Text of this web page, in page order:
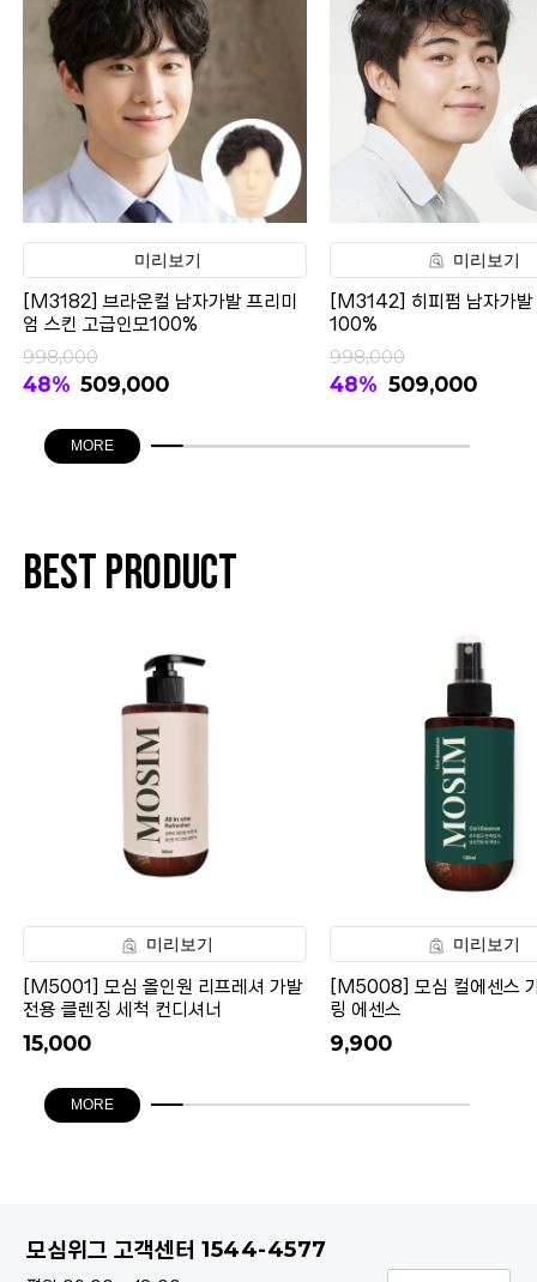
미리보기
[M3182] 브라운컬 남자가발 프리미
엄 스킨 고급인모100%
998,000
48% 509,000
미리보기
[M3142] 히피펌 남자가발
100%
998,000
48% 509,000
MORE
BEST PRODUCT
미리보기
[M5001] 모심 올인원 리프레셔 가발
전용 클렌징 세척 컨디셔너
15,000
미리보기
[M5008] 모심 컬에센스
링 에센스
9,900
MORE
모심위그 고객센터1544-4577